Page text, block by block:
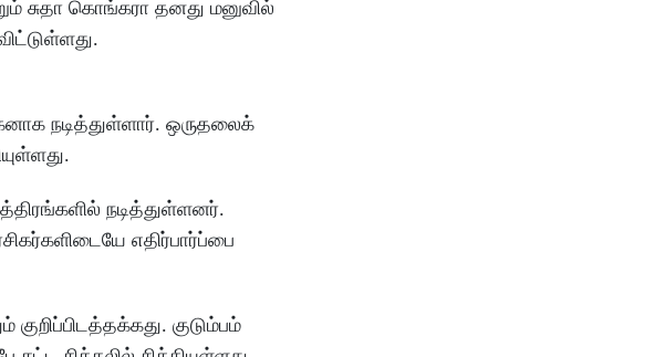
சுதா கொங்கரா தனது மனுவில்
நடித்துள்ளார். ஒருதலைக்
நடித்துள்ளனர்.
எதிர்பார்ப்பை
குடும்பம்